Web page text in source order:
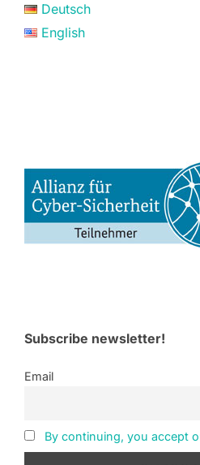
Deutsch
English
Subscribe newsletter!
Email
By continuing, you accept